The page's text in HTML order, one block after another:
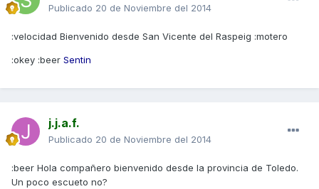
Publicado 20 de Noviembre del 2014
:velocidad Bienvenido desde San Vicente del Raspeig :motero
:okey :beer Sentin
j.j.a.f.
Publicado 20 de Noviembre del 2014
:beer Hola compañero bienvenido desde la provincia de Toledo.
Un poco escueto no?